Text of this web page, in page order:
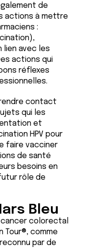
de
actions à mettre
:
lien avec les
actions qui
réflexes
contact
qui les
et
HPV pour
faire vacciner
de santé
besoins en
rôle de
Bleu
cancer colorectal
Tour®, comme
par de